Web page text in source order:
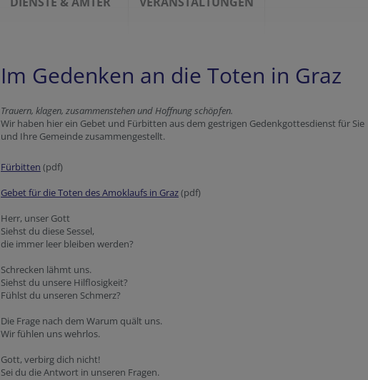
Im Gedenken an die Toten in Graz
Trauern, klagen, zusammenstehen und Hoffnung schöpfen.
Wir haben hier ein Gebet und Fürbitten aus dem gestrigen Gedenkgottesdienst für Sie
und Ihre Gemeinde zusammengestellt.
Fürbitten (pdf)
Gebet für die Toten des Amoklaufs in Graz(pdf)
Herr, unser Gott
Siehst du diese Sessel,
die immer leer bleiben werden?
Schrecken lähmt uns.
Siehst du unsere Hilflosigkeit?
Fühlst du unseren Schmerz?
Die Frage nach dem Warum quält uns.
Wir fühlen uns wehrlos.
Gott, verbirg dich nicht!
Sei du die Antwort in unseren Fragen.